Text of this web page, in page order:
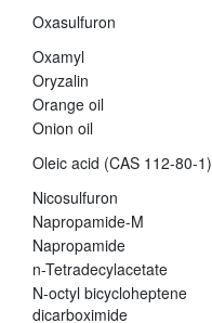
Oxasulfuron
Oxamyl
Oryzalin
Orange oil
Onion oil
Oleic acid (CAS 112-80-1)
Nicosulfuron
Napropamide-M
Napropamide
n-Tetradecylacetate
N-octyl bicycloheptene
dicarboximide